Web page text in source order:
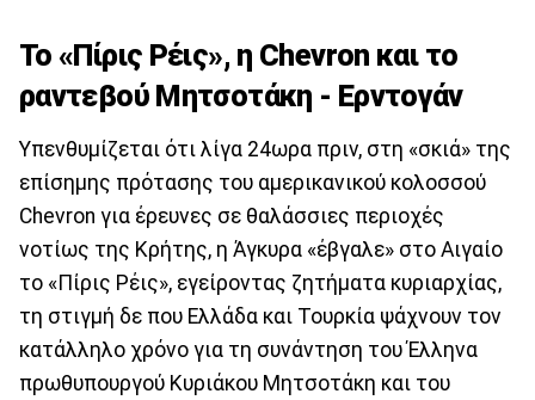
Το «Πίρις Ρέις», η Chevron και το
ραντεβού Μητσοτάκη - Ερντογάν
Υπενθυμίζεται ότι λίγα 24ωρα πριν, στη «σκιά» της
επίσημης πρότασης του αμερικανικού κολοσσού
Chevron για έρευνες σε θαλάσσιες περιοχές
νοτίως της Κρήτης, η Άγκυρα «έβγαλε» στο Αιγαίο
το «Πίρις Ρέις», εγείροντας ζητήματα κυριαρχίας,
τη στιγμή δε που Ελλάδα και Τουρκία ψάχνουν τον
κατάλληλο χρόνο για τη συνάντηση του Έλληνα
πρωθυπουργού Κυριάκου Μητσοτάκη και του